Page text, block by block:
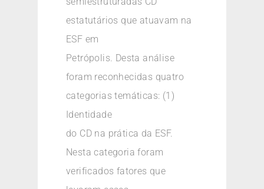
estatutários que atuavam na
ESF em
Petrópolis. Desta análise
foram reconhecidas quatro
categorias temáticas: (1)
Identidade
do CD na prática da ESF.
Nesta categoria foram
verificados fatores que